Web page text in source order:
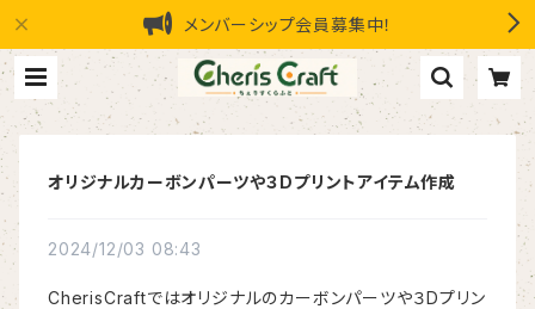
メンバーシップ会員募集中！
オリジナルカーボンパーツや３Dプリントアイテム作成
2024/12/03 08:43
CherisCraftではオリジナルのカーボンパーツや３Dプリン